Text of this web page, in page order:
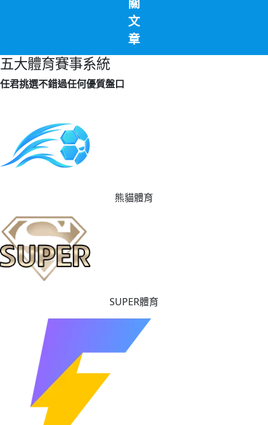
關
文
章
五大體育賽事系統
任君挑選不錯過任何優質盤口
熊貓體育
SUPER體育